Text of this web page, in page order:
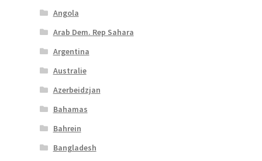
Angola
Arab Dem. Rep Sahara
Argentina
Australie
Azerbeidzjan
Bahamas
Bahrein
Bangladesh